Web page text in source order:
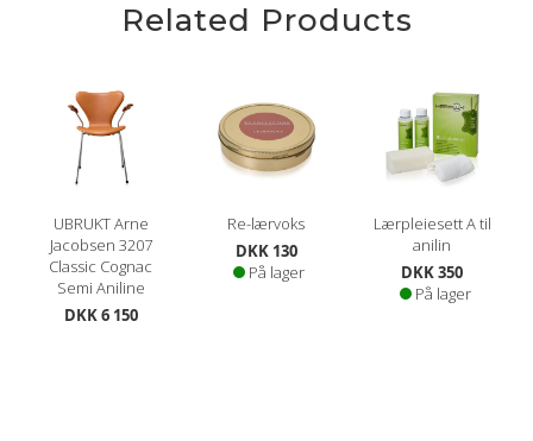
Related Products
UBRUKT Arne
Jacobsen 3207
Classic Cognac
Semi Aniline
DKK 6 150
Re-lærvoks
DKK 130
På lager
Lærpleiesett A til
anilin
DKK 350
På lager